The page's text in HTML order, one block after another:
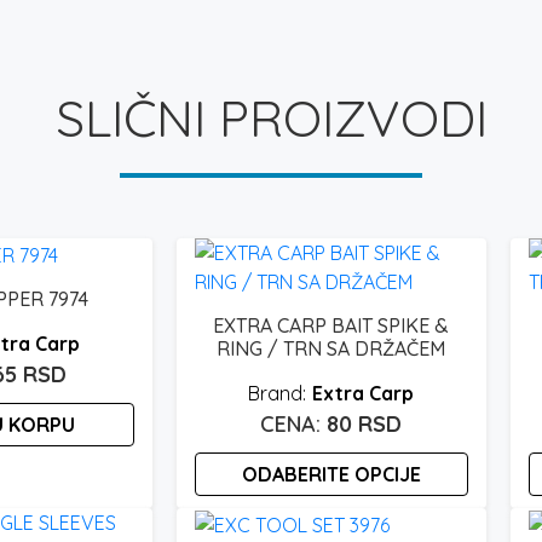
SLIČNI PROIZVODI
7974
Carp
RSD
KORPU
EXTRA CARP BAIT SPIKE &
RING / TRN SA DRŽAČEM
Extra Carp
80 RSD
ODABERITE OPCIJE
Ovaj